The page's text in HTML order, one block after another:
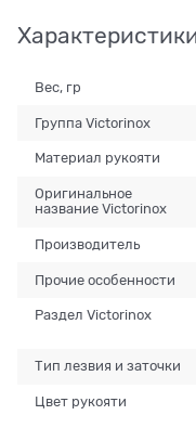
Вес, гр
Группа Victorinox
Материал рукояти
Оригинальное
название Victorinox
Производитель
Прочие особенности
Раздел Victorinox
Тип лезвия и заточки
Цвет рукояти